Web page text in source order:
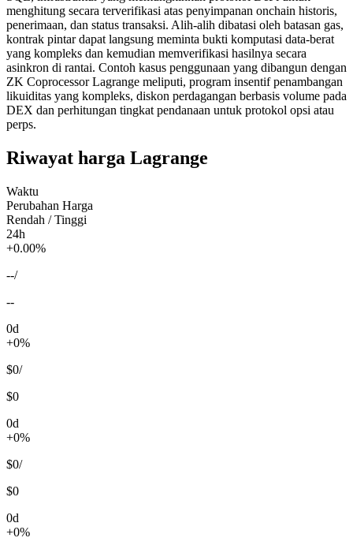
menghitung secara terverifikasi atas penyimpanan onchain historis,
penerimaan, dan status transaksi. Alih-alih dibatasi oleh batasan gas,
kontrak pintar dapat langsung meminta bukti komputasi data-berat
yang kompleks dan kemudian memverifikasi hasilnya secara
asinkron di rantai. Contoh kasus penggunaan yang dibangun dengan
ZK Coprocessor Lagrange meliputi, program insentif penambangan
likuiditas yang kompleks, diskon perdagangan berbasis volume pada
DEX dan perhitungan tingkat pendanaan untuk protokol opsi atau
perps.
Riwayat harga Lagrange
Waktu
Perubahan Harga
Rendah / Tinggi
24h
+0.00%
--/
--
0d
+0%
$0/
$0
0d
+0%
$0/
$0
0d
+0%